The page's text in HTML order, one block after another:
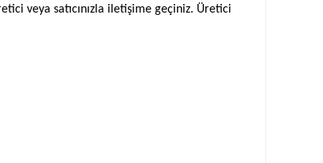
veya satıcınızla iletişime geçiniz. Üretici